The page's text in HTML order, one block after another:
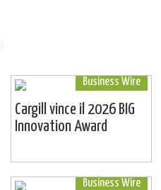
Business Wire
Cargill vince il 2026 BIG
Innovation Award
Business Wire